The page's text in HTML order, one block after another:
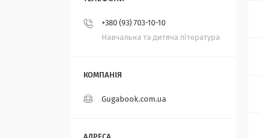
+380 (93) 703-10-10
Навчальна та дитяча література
Gugabook.com.ua